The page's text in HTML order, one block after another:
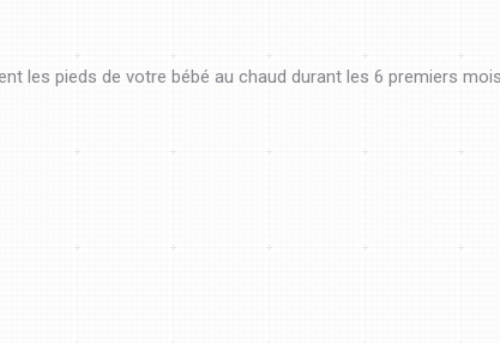
les pieds de votre bébé au chaud durant les 6 premiers